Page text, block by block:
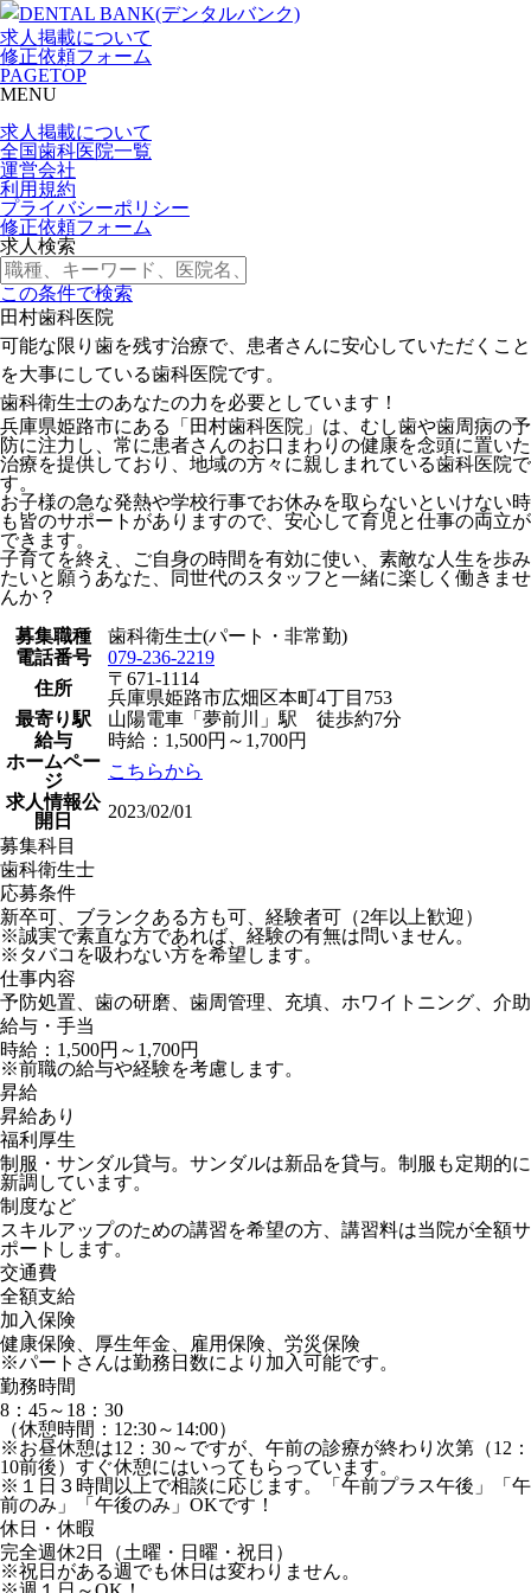
求人掲載について
修正依頼フォーム
PAGETOP
MENU
求人掲載について
全国歯科医院一覧
運営会社
利用規約
プライバシーポリシー
修正依頼フォーム
求人検索
この条件で検索
田村歯科医院
可能な限り歯を残す治療で、患者さんに安心していただくこと
を大事にしている歯科医院です。
歯科衛生士のあなたの力を必要としています！
兵庫県姫路市にある「田村歯科医院」は、むし歯や歯周病の予
防に注力し、常に患者さんのお口まわりの健康を念頭に置いた
治療を提供しており、地域の方々に親しまれている歯科医院で
す。
お子様の急な発熱や学校行事でお休みを取らないといけない時
も皆のサポートがありますので、安心して育児と仕事の両立が
できます。
子育てを終え、ご自身の時間を有効に使い、素敵な人生を歩み
たいと願うあなた、同世代のスタッフと一緒に楽しく働きませ
んか？
募集職種
歯科衛生士(パート・非常勤)
電話番号
079-236-2219
住所
〒671-1114
兵庫県姫路市広畑区本町4丁目753
最寄り駅
山陽電車「夢前川」駅 徒歩約7分
給与
時給：1,500円～1,700円
ホームペー
ジ
こちらから
求人情報公
開日
2023/02/01
募集科目
歯科衛生士
応募条件
新卒可、ブランクある方も可、経験者可（2年以上歓迎）
※誠実で素直な方であれば、経験の有無は問いません。
※タバコを吸わない方を希望します。
仕事内容
予防処置、歯の研磨、歯周管理、充填、ホワイトニング、介助
給与・手当
時給：1,500円～1,700円
※前職の給与や経験を考慮します。
昇給
昇給あり
福利厚生
制服・サンダル貸与。サンダルは新品を貸与。制服も定期的に
新調しています。
制度など
スキルアップのための講習を希望の方、講習料は当院が全額サ
ポートします。
交通費
全額支給
加入保険
健康保険、厚生年金、雇用保険、労災保険
※パートさんは勤務日数により加入可能です。
勤務時間
8：45～18：30
（休憩時間：12:30～14:00）
※お昼休憩は12：30～ですが、午前の診療が終わり次第（12：
10前後）すぐ休憩にはいってもらっています。
※１日３時間以上で相談に応じます。「午前プラス午後」「午
前のみ」「午後のみ」OKです！
休日・休暇
完全週休2日（土曜・日曜・祝日）
※祝日がある週でも休日は変わりません。